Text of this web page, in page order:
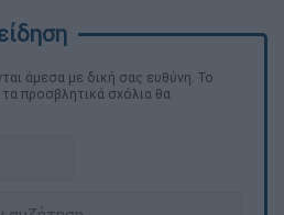
άμεσα με δική σας ευθύνη. Το
προσβλητικά σχόλια θα